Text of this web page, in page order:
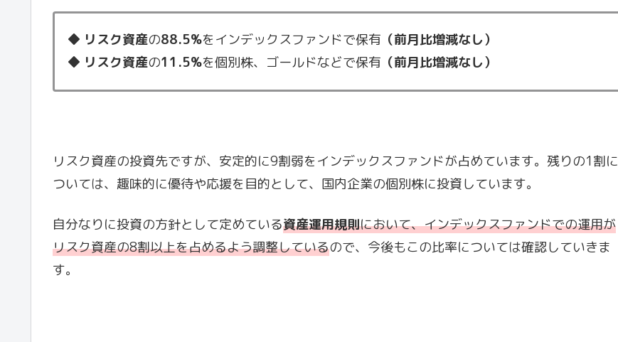
◆ リスク資産の88.5%をインデックスファンドで保有 （前月比増減なし）
◆ リスク資産の11.5%を個別株、ゴールドなどで保有 （前月比増減なし）
リスク資産の投資先ですが、安定的に9割弱をインデックスファンドが占めています。残りの1割に
ついては、趣味的に優待や応援を目的として、国内企業の個別株に投資しています。
自分なりに投資の方針として定めている資産運用規則において、インデックスファンドでの運用が
リスク資産の8割以上を占めるよう調整しているので、今後もこの比率については確認していきま
す。